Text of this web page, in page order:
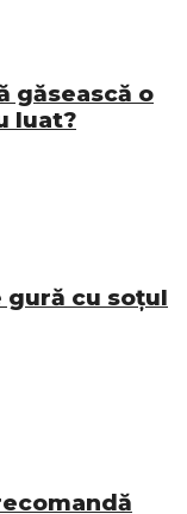
găsească o
luat?
gură cu soțul